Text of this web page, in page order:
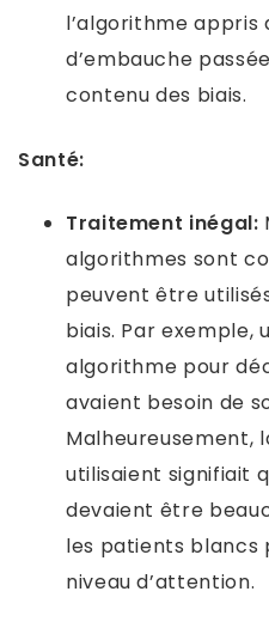
l’algorithme appris
d’embauche
contenu des biais.
Santé:
Traitement inégal:
algorithmes sont
peuvent être
biais. Par exemple,
algorithme pour
avaient besoin de
Malheureusement,
utilisaient signifiait
devaient être
les patients blancs
niveau d’attention.